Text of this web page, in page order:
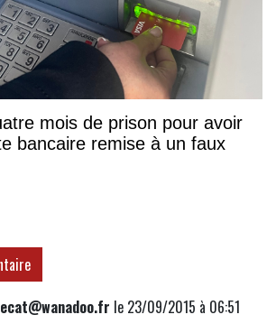
mois de prison pour avoir
bancaire remise à un faux
le 23/09/2015 à 06:51